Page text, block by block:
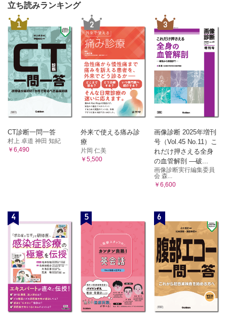
立ち読みランキング
1
CT診断一問一答
村上 卓道 神田 知紀
￥6,490
2
外来で使える痛み診
療
片岡 仁美
￥5,500
3
画像診断 2025年増刊
号（Vol.45 No.11）こ
れだけ押さえる全身
の血管解剖 ―破...
画像診断実行編集委員
会 森...
￥6,600
4 5 6